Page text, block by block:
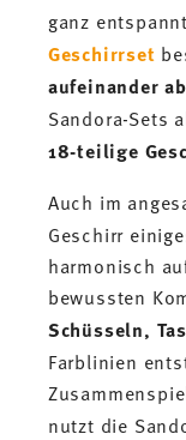
ganz
Geschirrset
aufeinander
Sandora-Sets
18-teilige
Auch im
Geschirr
harmonisch
bewussten
Schüsseln,
Farblinien
nutzt die